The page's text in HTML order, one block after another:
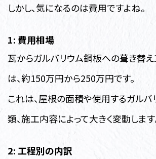
しかし、気になるのは費用ですよね。
1: 費用相場
瓦からガルバリウム鋼板への葺き替
は、約150万円から250万円です。
これは、屋根の面積や使用するガル
類、施工内容によって大きく変動します
2: 工程別の内訳